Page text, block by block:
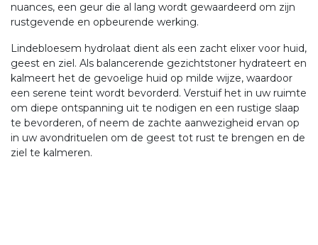
nuances, een geur die al lang wordt gewaardeerd om zijn
rustgevende en opbeurende werking.
Lindebloesem hydrolaat dient als een zacht elixer voor huid,
geest en ziel. Als balancerende gezichtstoner hydrateert en
kalmeert het de gevoelige huid op milde wijze, waardoor
een serene teint wordt bevorderd. Verstuif het in uw ruimte
om diepe ontspanning uit te nodigen en een rustige slaap
te bevorderen, of neem de zachte aanwezigheid ervan op
in uw avondrituelen om de geest tot rust te brengen en de
ziel te kalmeren.